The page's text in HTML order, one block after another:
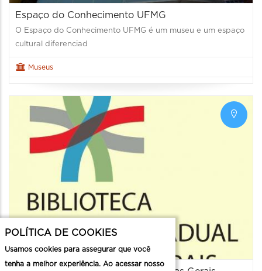
Espaço do Conhecimento UFMG
O Espaço do Conhecimento UFMG é um museu e um espaço
cultural diferenciad
Museus
POLÍTICA DE COOKIES
Usamos cookies para assegurar que você
tenha a melhor experiência. Ao acessar nosso